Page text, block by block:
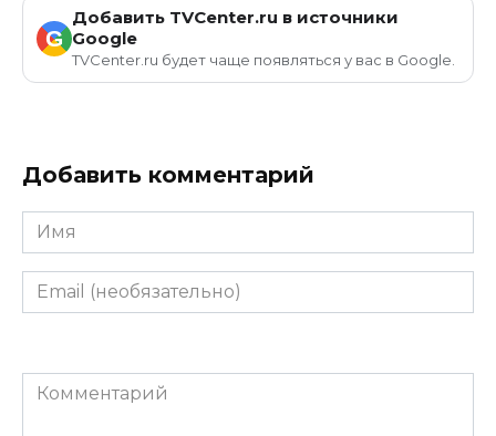
G
Добавить TVCenter.ru в источники
Google
TVCenter.ru будет чаще появляться у вас в Google.
Добавить комментарий
Имя
Email
(необязательно)
Комментарий